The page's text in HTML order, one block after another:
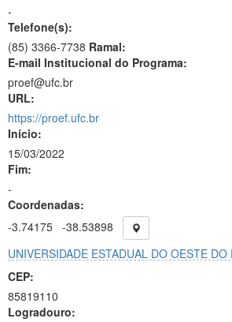
-
Telefone(s):
(85) 3366-7738 Ramal:
E-mail Institucional do Programa:
proef@ufc.br
URL:
https://proef.ufc.br
Início:
15/03/2022
Fim:
-
Coordenadas:
-3.74175 -38.53898
UNIVERSIDADE ESTADUAL DO OESTE DO
CEP:
85819110
Logradouro: